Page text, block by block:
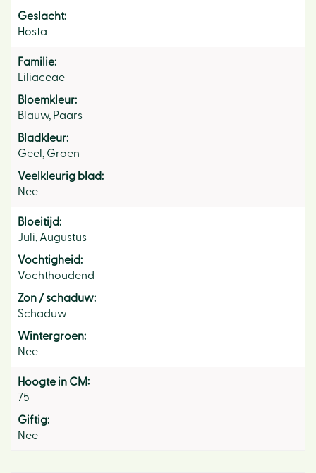
Geslacht:
Hosta
Familie:
Liliaceae
Bloemkleur:
Blauw, Paars
Bladkleur:
Geel, Groen
Veelkleurig blad:
Nee
Bloeitijd:
Juli, Augustus
Vochtigheid:
Vochthoudend
Zon / schaduw:
Schaduw
Wintergroen:
Nee
Hoogte in CM:
75
Giftig:
Nee